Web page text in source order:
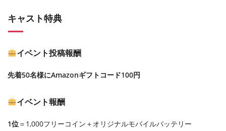
キャスト特典
イベント投稿報酬
先着50名様にAmazonギフトコード100円
イベント報酬
1位＝1,000フリーコイン＋オリジナルモバイルバッテリー